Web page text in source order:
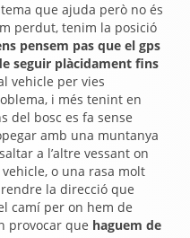
que ajuda però no és
perdut, tenim la posició
pensem pas que el gps
seguir plàcidament fins
vehicle per vies
i més tenint en
del bosc es fa sense
amb una muntanya
a l’altre vessant on
o una rasa molt
la direcció que
camí per on hem de
provocar que haguem de